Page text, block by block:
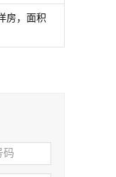
房，面积
码